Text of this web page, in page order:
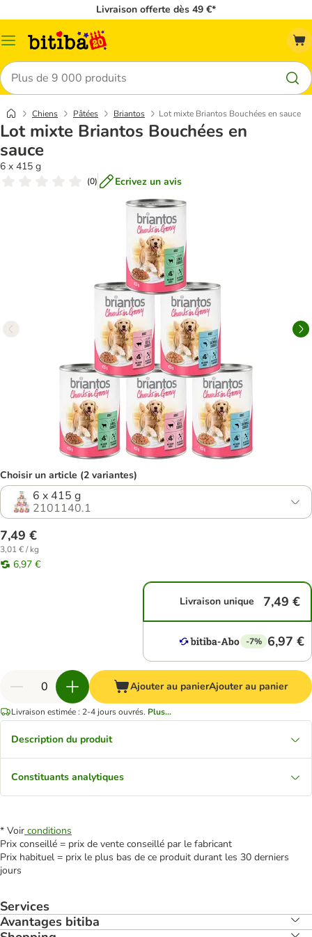
Livraison offerte dès 49 €*
Menu
Rechercher
Chiens Pâtées Briantos Lot mixte Briantos Bouchées en sauce
Lot mixte Briantos Bouchées en
sauce
6 x 415 g
(0) Ecrivez un avis
Choisir un article (2 variantes)
6 x 415 g
2101140.1
7,49 €
3,01 € / kg
6,97 €
Livraison unique 7,49 €
-7% 6,97 €
Ajouter au panierAjouter au panier
Livraison estimée : 2-4 jours ouvrés. Plus...
Description du produit
Constituants analytiques
* Voir conditions
Prix conseillé = prix de vente conseillé par le fabricant
Prix habituel = prix le plus bas de ce produit durant les 30 derniers
jours
Services
Avantages bitiba